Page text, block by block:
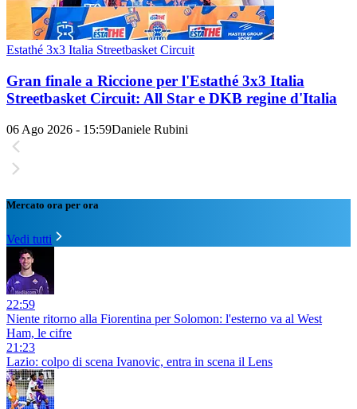
Estathé 3x3 Italia Streetbasket Circuit
Gran finale a Riccione per l'Estathé 3x3 Italia
Streetbasket Circuit: All Star e DKB regine d'Italia
06 Ago 2026 - 15:59Daniele Rubini
Mercato ora per ora
Vedi tutti
22:59
Niente ritorno alla Fiorentina per Solomon: l'esterno va al West
Ham, le cifre
21:23
Lazio: colpo di scena Ivanovic, entra in scena il Lens